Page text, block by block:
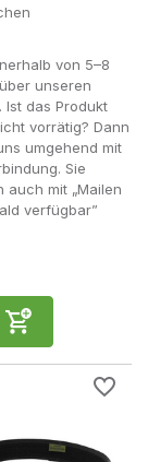
ein
ist ein
die das
ist die
kannst du
und wo
ihre
am
Carrier trägt.
sinnvoll
von 5–8
unseren
Ist das Produkt
vorrätig? Dann
umgehend mit
Sie
auch mit „Mailen
verfügbar”